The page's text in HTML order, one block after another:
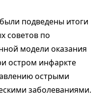
подведены итоги
советов по
модели оказания
остром инфаркте
острыми
заболеваниями.